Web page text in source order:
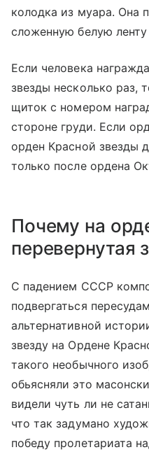
колодка из муара. Она
сложенную белую
Если человека
звезды несколько раз,
щиток с номером
стороне груди. Если
орден Красной звезды
только после ордена
Почему на
перевернутая
С падением СССР
подвергаться
альтернативной
звезду на Ордене
такого необычного
обьясняли это
видели чуть ли не
что так задумано
победу пролетариата